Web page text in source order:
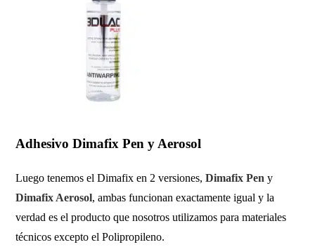
Adhesivo Dimafix Pen y Aerosol
Luego tenemos el Dimafix en 2 versiones,Dimafix Pen y
Dimafix Aerosol, ambas funcionan exactamente igual y la
verdad es el producto que nosotros utilizamos para materiales
técnicos excepto el Polipropileno.